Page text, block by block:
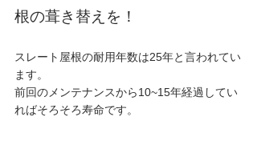
根の葺き替えを！
スレート屋根の耐用年数は25年と言われてい
ます。
前回のメンテナンスから10~15年経過してい
ればそろそろ寿命です。